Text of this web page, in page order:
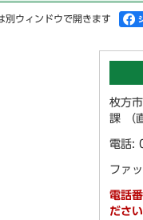
別ウィンドウで開きます
枚方
課 （
電話:
ファ
電話
ださい